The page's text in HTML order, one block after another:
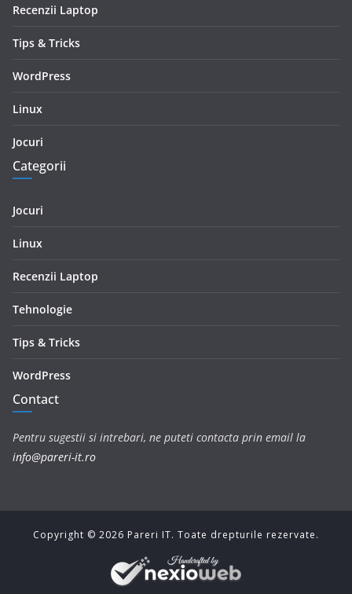
Recenzii Laptop
Tips & Tricks
WordPress
Linux
Jocuri
Categorii
Jocuri
Linux
Recenzii Laptop
Tehnologie
Tips & Tricks
WordPress
Contact
Pentru sugestii si intrebari, ne puteti contacta prin email la
info@pareri-it.ro
Copyright © 2026 Pareri IT. Toate drepturile rezervate.